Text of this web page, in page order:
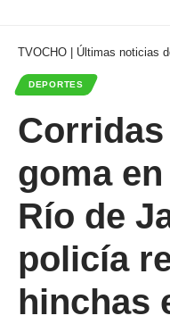
TVOCHO | Últimas noticias
DEPORTES
goma
Río de
policía
hinchas